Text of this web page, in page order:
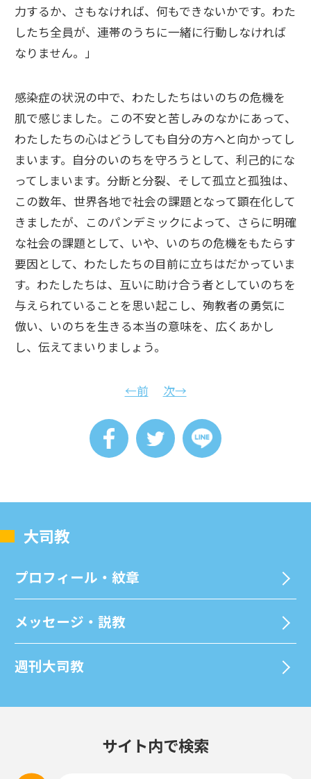
力するか、さもなければ、何もできないかです。わた
したち全員が、連帯のうちに一緒に行動しなければ
なりません。」
感染症の状況の中で、わたしたちはいのちの危機を
肌で感じました。この不安と苦しみのなかにあって、
わたしたちの心はどうしても自分の方へと向かってし
まいます。自分のいのちを守ろうとして、利己的にな
ってしまいます。分断と分裂、そして孤立と孤独は、
この数年、世界各地で社会の課題となって顕在化して
きましたが、このパンデミックによって、さらに明確
な社会の課題として、いや、いのちの危機をもたらす
要因として、わたしたちの目前に立ちはだかっていま
す。わたしたちは、互いに助け合う者としていのちを
与えられていることを思い起こし、殉教者の勇気に
倣い、いのちを生きる本当の意味を、広くあかし
し、伝えてまいりましょう。
←前 次→
⼤司教
プロフィール・紋章
メッセージ・説教
週刊⼤司教
サイト内で検索